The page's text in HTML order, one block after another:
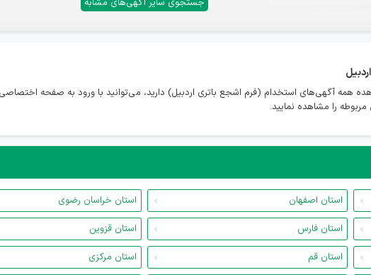
همه آگهی‌های استخدام (فرم اشجع باتری اردبیل) دارید، می‌توانید با ورود به صفحه
را مشاهده نمایید.
استان اصفهان استان خراسان رضوی
استان فارس استان قزوین
استان قم استان مرکزی